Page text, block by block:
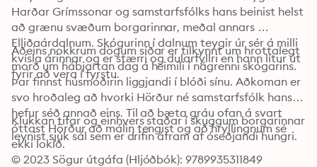
Harðar Grímssonar og samstarfsfólks hans beinist helst
að grænu svæðum borgarinnar, meðal annars
Elliðaárdalnum. Skógurinn í dalnum teygir úr sér á milli
kvísla árinnar og er stærri og dularfyllri en hann lítur út
fyrir að vera í fyrstu.
Aðeins nokkrum dögum síðar er tilkynnt um hrottalegt
morð um hábjartan dag á heimili í nágrenni skógarins.
Þar finnst húsmóðirin liggjandi í blóði sínu. Aðkoman er
svo hroðaleg að hvorki Hörður né samstarfsfólk hans
hefur séð annað eins. Til að bæta gráu ofan á svart
óttast Hörður að málin tengist og að hryllingnum sé
ekki lokið.
Klukkan tifar og einhvers staðar í skuggum borgarinnar
leynist sjúk sál sem er drifin áfram af óseðjandi hungri.
© 2023 Sögur útgáfa (Hljóðbók): 9789935311849